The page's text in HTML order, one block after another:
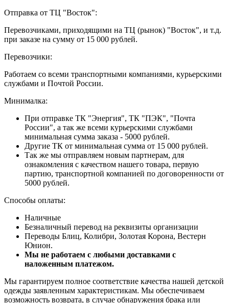
Отправка от ТЦ "Восток":
Перевозчиками, приходящими на ТЦ (рынок) "Восток", и т.д.
при заказе на сумму от 15 000 рублей.
Перевозчики:
Работаем со всеми транспортными компаниями, курьерскими
службами и Почтой России.
Минималка:
При отправке ТК "Энергия", ТК "ПЭК", "Почта
России", а так же всеми курьерскими службами
минимальная сумма заказа - 5000 рублей.
Другие ТК от минимальная сумма от 15 000 рублей.
Так же мы отправляем новым партнерам, для
ознакомления с качеством нашего товара, первую
партию, транспортной компанией по договоренности от
5000 рублей.
Способы оплаты:
Наличные
Безналичный перевод на реквизиты организации
Переводы Блиц, Колибри, Золотая Корона, Вестерн
Юнион.
Мы не работаем с любыми доставками с
наложенным платежом.
Мы гарантируем полное соответствие качества нашей детской
одежды заявленным характеристикам. Мы обеспечиваем
возможность возврата, в случае обнаружения брака или